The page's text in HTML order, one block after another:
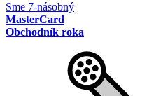
Sme 7-násobný
MasterCard
Obchodník roka